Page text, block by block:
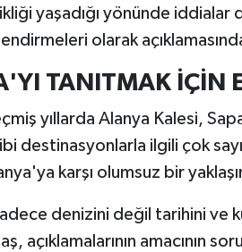
yaşadığı yönünde
olarak
TANITMAK İÇİN
yıllarda Alanya Kalesi,
destinasyonlarla ilgili çok
karşı olumsuz bir
denizini değil tarihini ve
açıklamalarının amacının